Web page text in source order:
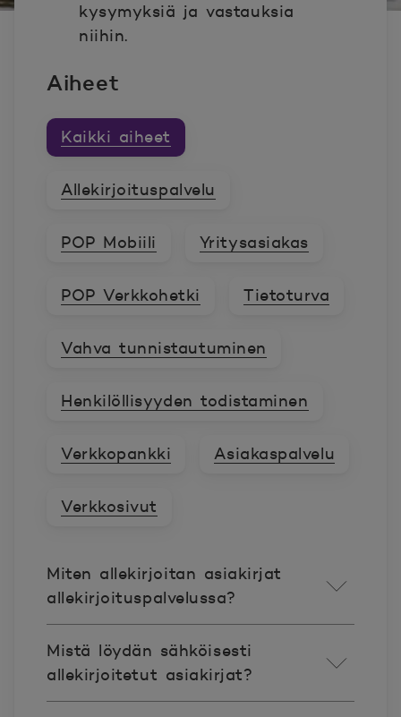
kysymyksiä ja vastauksia
niihin.
Aiheet
Kaikki aiheet
Allekirjoituspalvelu
POP Mobiili Yritysasiakas
POP Verkkohetki Tietoturva
Vahva tunnistautuminen
Henkilöllisyyden todistaminen
Verkkopankki Asiakaspalvelu
Verkkosivut
Miten allekirjoitan asiakirjat
allekirjoituspalvelussa?
Mistä löydän sähköisesti
allekirjoitetut asiakirjat?